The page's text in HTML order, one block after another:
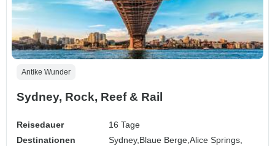
Antike Wunder
Sydney, Rock, Reef & Rail
Reisedauer
16 Tage
Destinationen
Sydney,Blaue Berge,Alice Springs,